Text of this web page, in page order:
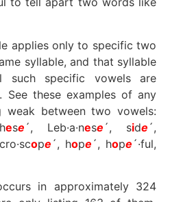
applies only to specific two
syllable, and that syllable
such specific vowels are
See these examples of any
weak between two vowels:
ese ´, Leb·a·nese ´, side ´,
ope ´, hope ´, hope ´·ful,
in approximately 324